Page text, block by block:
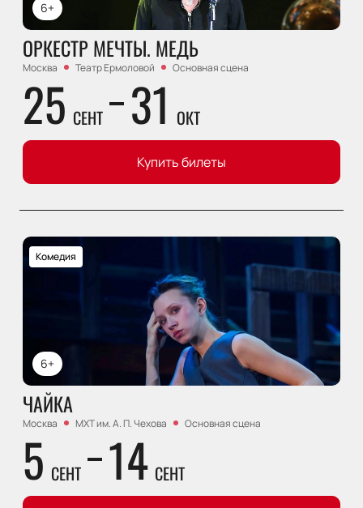
6+
ОРКЕСТР МЕЧТЫ. МЕДЬ
Москва Театр Ермоловой Основная сцена
25 СЕНТ 31 ОКТ
Купить билеты
6+
Комедия
ЧАЙКА
Москва МХТ им. А. П. Чехова Основная сцена
5 СЕНТ 14 СЕНТ